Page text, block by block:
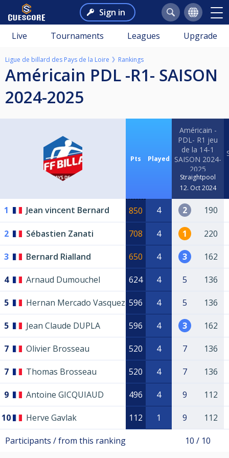
Sign in
Live Tournaments Leagues Upgrade
Ligue de billard des Pays de la Loire Rankings
Américain PDL -R1- SAISON
2024-2025
Pts Played
Américain -
PDL- R1 jeu
de la 14-1
SAISON 2024-
2025
Straightpool
12. Oct 2024
1 Jean vincent Bernard 850 4 2 190
2 Sébastien Zanati 708 4 1 220
3 Bernard Rialland 650 4 3 162
4 Arnaud Dumouchel 624 4 5 136
5 Hernan Mercado Vasquez 596 4 5 136
5 Jean Claude DUPLA 596 4 3 162
7 Olivier Brosseau 520 4 7 136
7 Thomas Brosseau 520 4 7 136
9 Antoine GICQUIAUD 496 4 9 112
10 Herve Gavlak 112 1 9 112
Participants / from this ranking 10 / 10